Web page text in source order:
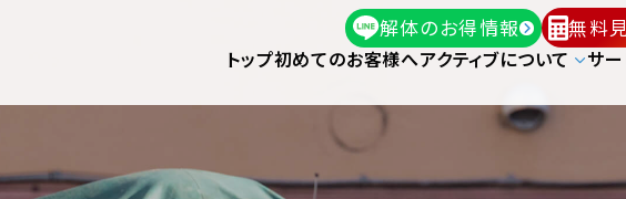
解体のお得情報 無料
トップ初めてのお客様へアクティブについて サ